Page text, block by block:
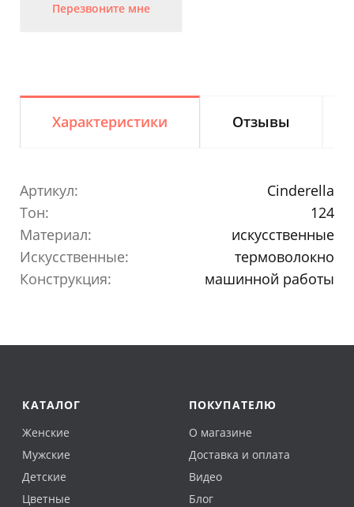
Перезвоните мне
Характеристики Отзывы
Артикул:
Cinderella
Тон:
124
Материал:
искусственные
Искусственные:
термоволокно
Конструкция:
машинной работы
КАТАЛОГ
Женские
Мужские
Детские
Цветные
ПОКУПАТЕЛЮ
О магазине
Доставка и оплата
Видео
Блог